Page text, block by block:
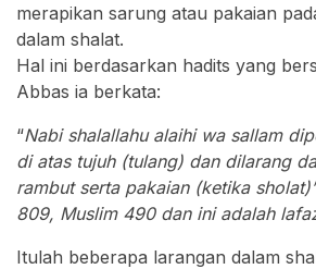
merapikan sarung atau pakaian
dalam shalat.
Hal ini berdasarkan hadits yang
Abbas ia berkata:
“Nabi shalallahu alaihi wa sallam
di atas tujuh (tulang) dan dilarang
rambut serta pakaian (ketika
809, Muslim 490 dan ini adalah
Itulah beberapa larangan dalam